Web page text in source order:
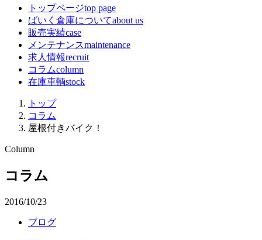
トップページtop page
ばいく倉庫についてabout us
販売実績case
メンテナンスmaintenance
求人情報recruit
コラムcolumn
在庫車輌stock
トップ
コラム
屋根付きバイク！
Column
コラム
2016/10/23
ブログ